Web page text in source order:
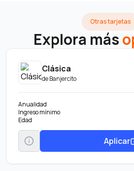
Otras tarjetas
Explora más
Clásica
deBanjercito
Anualidad
Ingreso mínimo
Edad
Aplicar